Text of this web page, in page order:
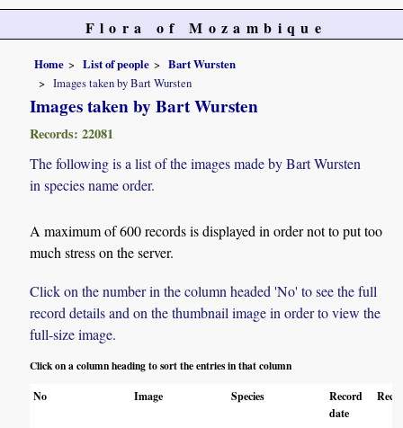
Flora of Mozambique
Home List of people
Bart Wursten
Images taken by Bart Wursten
Images taken by Bart Wursten
Records: 22081
The following is a list of the images made by Bart Wursten
in species name order.
A maximum of 600 records is displayed in order not to put too
much stress on the server.
Click on the number in the column headed 'No' to see the full
record details and on the thumbnail image in order to view the
full-size image.
Click on a column heading to sort the entries in that column
No
Image Species
Record
date